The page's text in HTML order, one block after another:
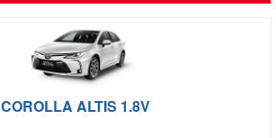
COROLLA ALTIS 1.8V